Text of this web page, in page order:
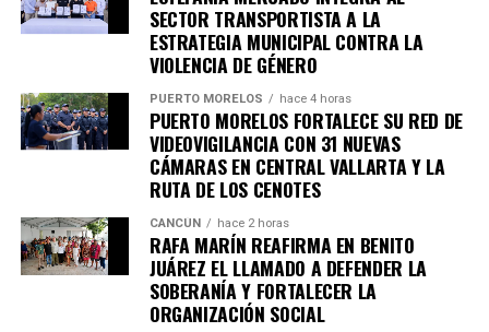
Recibe las noticias al instante
Únete al canal oficial de WhatsApp de
importantes de Quintana Roo directamente
en tu teléfono.
Unirme al canal de WhatsApp
SECTOR TRANSPORTISTA A LA
ESTRATEGIA MUNICIPAL CONTRA LA
VIOLENCIA DE GÉNERO
PUERTO MORELOS hace 4 horas
PUERTO MORELOS FORTALECE SU RED DE
VIDEOVIGILANCIA CON 31 NUEVAS
CÁMARAS EN CENTRAL VALLARTA Y LA
RUTA DE LOS CENOTES
CANCÚN hace 2 horas
RAFA MARÍN REAFIRMA EN BENITO
JUÁREZ EL LLAMADO A DEFENDER LA
SOBERANÍA Y FORTALECER LA
ORGANIZACIÓN SOCIAL